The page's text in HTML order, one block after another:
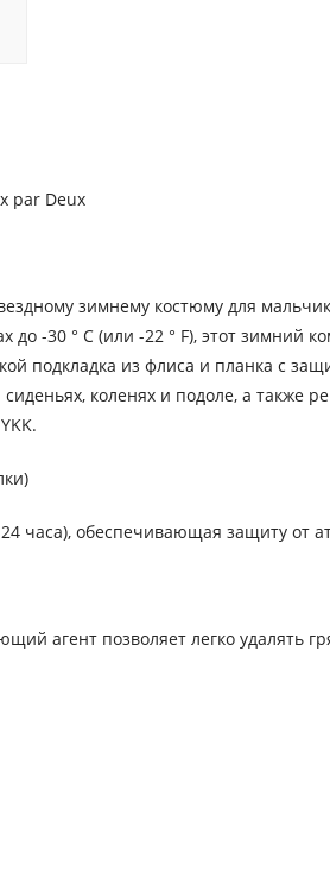
par Deux
зимнему костюму для
до -30 ° C (или -22 ° F), этот
подкладка из флиса и планка с
коленях и подоле, а
часа), обеспечивающая защиту от
агент позволяет легко удалять